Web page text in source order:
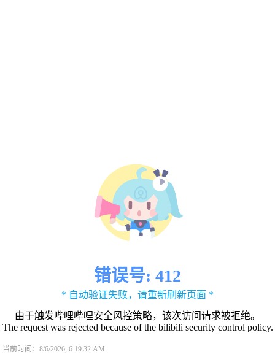
错误号: 412
* 自动验证失败，请重新刷新页面 *
由于触发哔哩哔哩安全风控策略，该次访问请求被拒绝。
The request was rejected because of the bilibili security control policy.
当前时间：8/6/2026, 6:19:32 AM